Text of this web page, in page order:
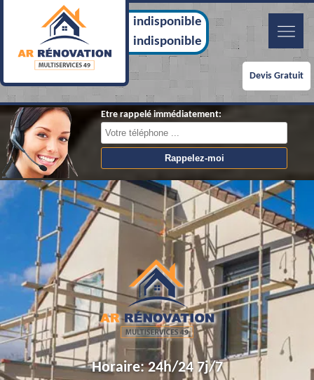
indisponible
indisponible
Devis Gratuit
Etre rappelé immédiatement:
Horaire: 24h/24 7j/7